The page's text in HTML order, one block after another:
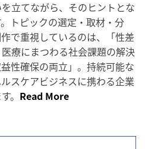
立てながら、そのヒントとな
トピックの選定・取材・分
で重視しているのは、「性差
療にまつわる社会課題の解決
性確保の両立」。持続可能な
スケアビジネスに携わる企業
。 Read More